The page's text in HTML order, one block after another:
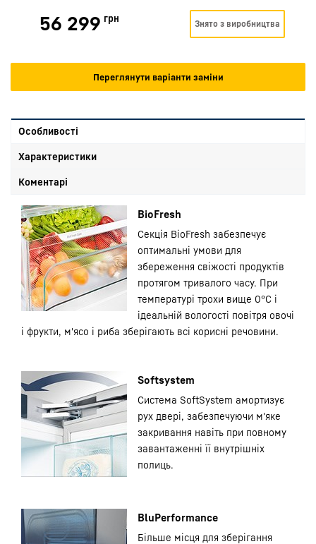
56 299 грн Знято з виробництва
Переглянути варіанти заміни
Особливості
Характеристики
Коментарі
BioFresh
Секція BioFresh забезпечує
оптимальні умови для
збереження свіжості продуктів
протягом тривалого часу. При
температурі трохи вище 0°C і
ідеальній вологості повітря овочі
і фрукти, м'ясо і риба зберігають всі корисні речовини.
Softsystem
Система SoftSystem амортизує
рух двері, забезпечуючи м'яке
закривання навіть при повному
завантаженні її внутрішніх
полиць.
BluPerformance
Більше місця для зберігання